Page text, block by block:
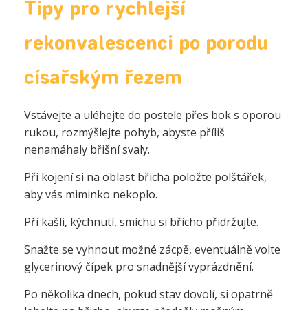
Tipy pro rychlejší
rekonvalescenci po porodu
císařským řezem
Vstávejte a uléhejte do postele přes bok s oporou
rukou, rozmýšlejte pohyb, abyste příliš
nenamáhaly břišní svaly.
Při kojení si na oblast břicha položte polštářek,
aby vás miminko nekoplo.
Při kašli, kýchnutí, smíchu si břicho přidržujte.
Snažte se vyhnout možné zácpě, eventuálně volte
glycerinový čípek pro snadnější vyprázdnění.
Po několika dnech, pokud stav dovolí, si opatrně